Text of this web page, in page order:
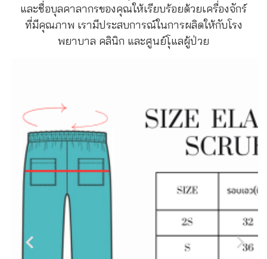
และชื่อบุลคาลากรของคุณให้เรียบร้อยด้วยเครื่องจักร์
ที่มีคุณภาพ เรามีประสบการณ์ในการผลิดให้กับโรง
พยาบาล คลินิก และศูนย์โุแลผู้ป่วย